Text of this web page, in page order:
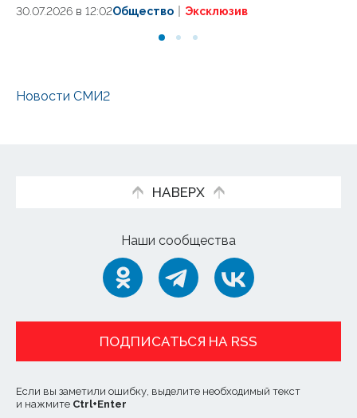
30.07.2026 в 12:02Общество Эксклюзив
Новости СМИ2
НАВЕРХ
Наши сообщества
ПОДПИСАТЬСЯ НА RSS
Если вы заметили ошибку, выделите необходимый текст
и нажмите Ctrl+Enter